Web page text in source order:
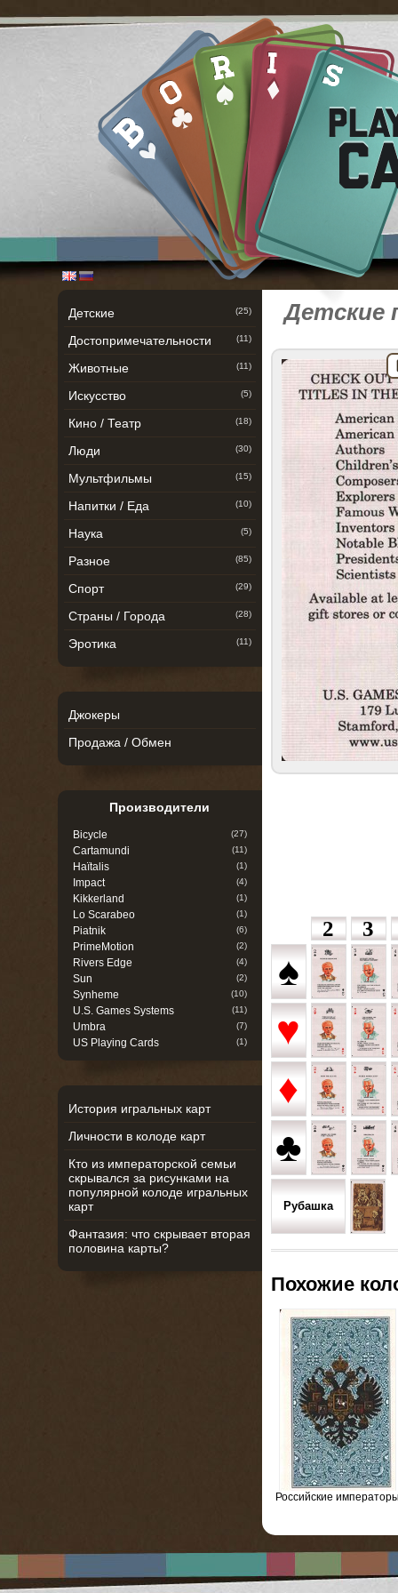
(25)
Детские
(11)
Достопримечательности
(11)
Животные
(5)
Искусство
(18)
Кино / Театр
(30)
Люди
(15)
Мультфильмы
(10)
Напитки / Еда
(5)
Наука
(85)
Разное
(29)
Спорт
(28)
Страны / Города
(11)
Эротика
Джокеры
Продажа / Обмен
Производители
(27)
Bicycle
(11)
Cartamundi
(1)
Haïtalis
(4)
Impact
(1)
Kikkerland
(1)
Lo Scarabeo
(6)
Piatnik
(2)
PrimeMotion
(4)
Rivers Edge
(2)
Sun
(10)
Synheme
(11)
U.S. Games Systems
(7)
Umbra
(1)
US Playing Cards
История игральных карт
Личности в колоде карт
Кто из императорской семьи
скрывался за рисунками на
популярной колоде игральных
карт
Фантазия: что скрывает вторая
половина карты?
Детские
2 3
♠
♥
♦
♣
Рубашка
Похожие
Российские